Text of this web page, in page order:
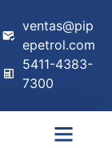
ventas@pip
epetrol.com
5411-4383-
7300